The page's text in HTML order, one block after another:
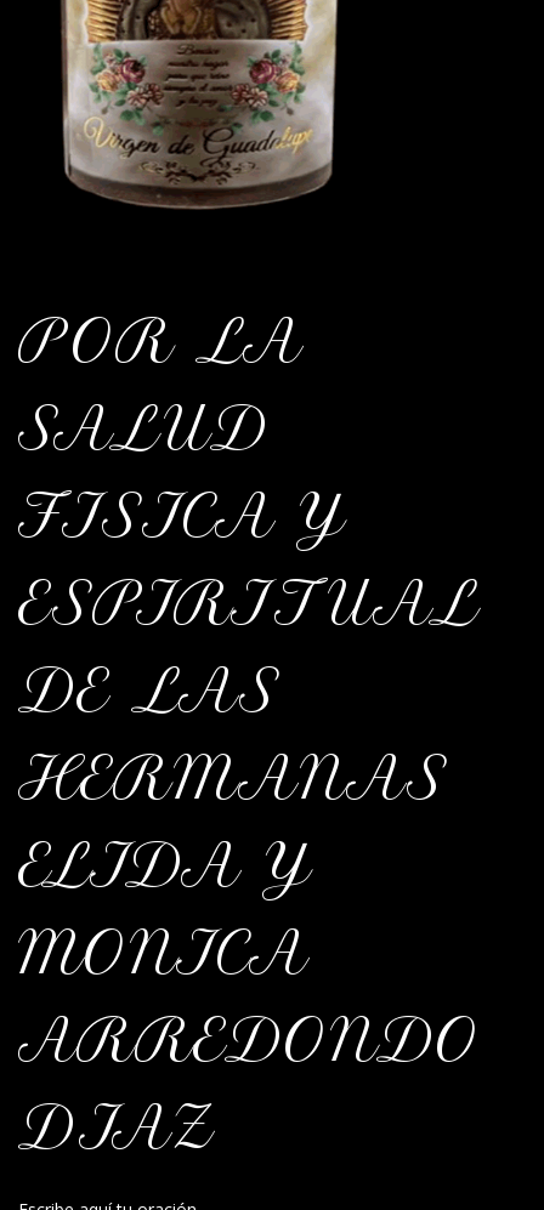
POR LA
SALUD
FISICA Y
ESPIRITUAL
DE LAS
HERMANAS
ELIDA Y
MONICA
ARREDONDO
DIAZ